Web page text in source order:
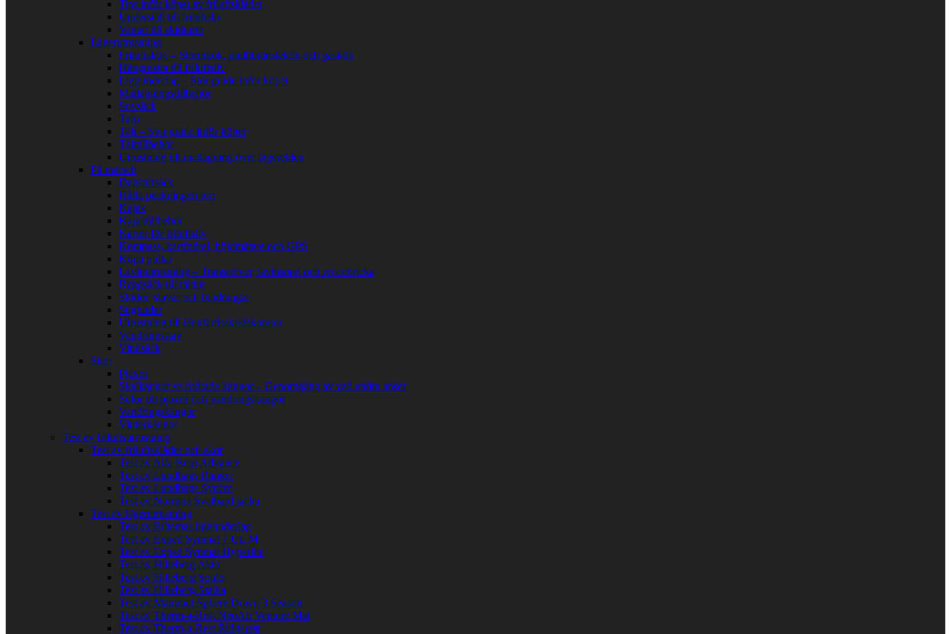
Tips inför köpet av friluftskläder
Underställ till friluftsliv
Vantar till skidturer
Lägerutrustning
Friluftskök – Stormkök, multibränslekök och gaskök
Hängmatta till friluftsliv
Liggunderlag – Stor guide inför köpet
Matlagningstillbehör
Sovsäck
Tarp
Tält – Stor guide inför köpet
Tälttillbehör
Utrustning till matlagning över lägerelden
På marsch
Dagstursäck
Hålla packningen torr
Kajak
Kajaktillbehör
Kartor för friluftsliv
Kompass, kartfodral, höjdmätare och GPS
Köpa pulka
Lavinutrustning – Transceiver, lavinsond och reccobricka
Ryggsäck till tälttur
Skidor, stavar och bindningar
Stighudar
Utrustning till långfärdsskridskoturer
Vandringsstav
Vindsäck
Skor
Pjäxor
Skalkängor vs fodrade kängor – Genomgång av vad andra anser
Sulor till pjäxor och vandringskängor
Vandringskängor
Vinterkängor
Test av friluftsutrustning
Test av friluftskläder och skor
Test av Alfa Berg Advance
Test av Lundhags Ranger
Test av Lundhags Syncro
Test av Norrøna Svalbard jacka
Test av lägerutrustning
Test av Biltemas liggunderlag
Test av Exped Synmat 7 UL M
Test av Exped Synmat Hyperlite
Test av Hilleberg Akto
Test av Hilleberg Soulo
Test av Hilleberg Staika
Test av Mammut Sphere Down 3 Season
Test av Therm-a-Rest NeoAir Venture Mat
Test av Therm-a-Rest Ridgerest